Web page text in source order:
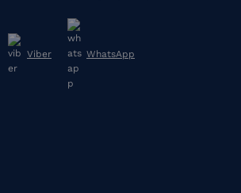
Viber WhatsApp